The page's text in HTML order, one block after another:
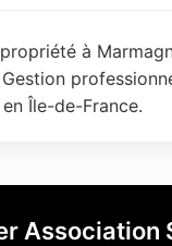
à
Île-de-France.
Association